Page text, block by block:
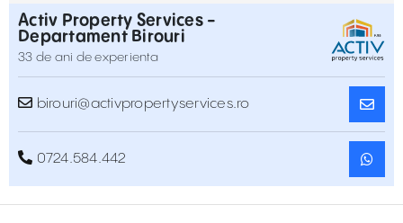
Activ Property Services -
Departament Birouri
33 de ani de experienta
birouri@activpropertyservices.ro
0724.584.442